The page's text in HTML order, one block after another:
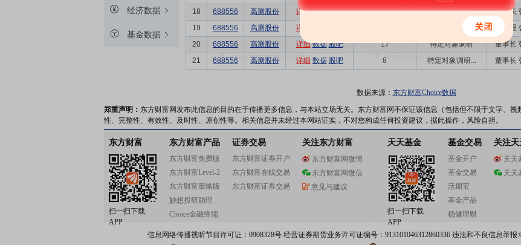
经济数据
基金数据
18
688556 高测股份 详细 数据 股吧 44 特定对象调研... 董事长
19
688556 高测股份 详细 特定对象调研... 总经理
20
688556 高测股份 详细 数据 股吧 17 特定对象调研 董事长
21
688556 高测股份 详细 数据 股吧 8 特定对象调研... 董事长
数据来源： 东方财富Choice数据
郑重声明： 东方财富网发布此信息的目的在于传播更多信息，与本站立场无关。东方财富网不保证该信息（包括但不限于文字、
性、完整性、有效性、及时性、原创性等。相关信息并未经过本网站证实，不对您构成任何投资建议，据此操作，风险自担。
东方财富
扫一扫下载
APP
东方财富产品
东方财富免费版
东方财富Level-2
东方财富策略版
妙想投研助理
Choice金融终端
证券交易
东方财富证券开户
东方财富在线交易
东方财富证券交易
关注东方财富
东方财富网微博
东方财富网微信
意见与建议
天天基金
扫一扫下载
APP
基金交易
基金开户
基金交易
活期宝
基金产品
稳健理财
关注
天天
天天
信息网络传播视听节目许可证：0908328号 经营证券期货业务许可证编号：913101046312860336 违法和不良信息举报